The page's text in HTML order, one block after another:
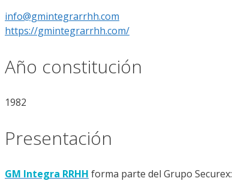
info@gmintegrarrhh.com
https://gmintegrarrhh.com/
Año constitución
1982
Presentación
GM Integra RRHH forma parte del Grupo Securex: